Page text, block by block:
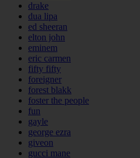
drake
dua lipa
ed sheeran
elton john
eminem
eric carmen
fifty fifty
foreigner
forest blakk
foster the people
fun
gayle
george ezra
giveon
gucci mane